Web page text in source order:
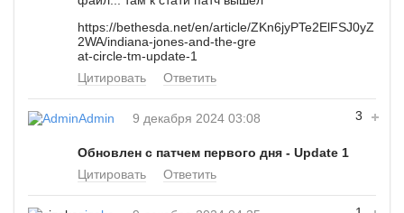
https://bethesda.net/en/article/ZKn6jyPTe2ElFSJ0yZ
2WA/indiana-jones-and-the-gre
at-circle-tm-update-1
Цитировать
Ответить
3
Admin 9 декабря 2024 03:08
Обновлен с патчем первого дня - Update 1
Цитировать
Ответить